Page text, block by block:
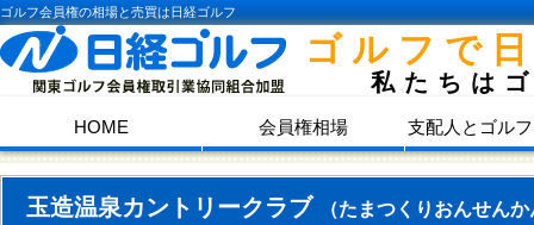
ゴルフ会員権の相場と売買は日経ゴルフ
ゴルフで
私たちは
HOME 会員権相場 支配人とゴル
玉造温泉カントリークラブ （たまつくりおんせん